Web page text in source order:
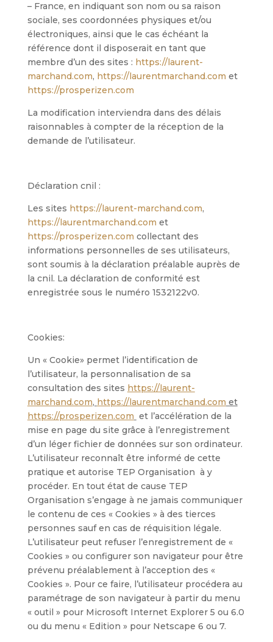
– France, en indiquant son nom ou sa raison
sociale, ses coordonnées physiques et/ou
électroniques, ainsi que le cas échéant la
référence dont il disposerait en tant que
membre d’un des sites : https://laurent-
marchand.com, https://laurentmarchand.com et
https://prosperizen.com
La modification interviendra dans des délais
raisonnables à compter de la réception de la
demande de l’utilisateur.
Déclaration cnil :
Les sites https://laurent-marchand.com,
https://laurentmarchand.com et
https://prosperizen.com collectant des
informations personnelles de ses utilisateurs,
sont soumis à la déclaration préalable auprès de
la cnil. La déclaration de conformité est
enregistrée sous le numéro 1532122v0.
Cookies:
Un « Cookie» permet l’identification de
l’utilisateur, la personnalisation de sa
consultation des sites https://laurent-
marchand.com, https://laurentmarchand.com et
https://prosperizen.com et l’accélération de la
mise en page du site grâce à l’enregistrement
d’un léger fichier de données sur son ordinateur.
L’utilisateur reconnaît être informé de cette
pratique et autorise TEP Organisation à y
procéder. En tout état de cause TEP
Organisation s’engage à ne jamais communiquer
le contenu de ces « Cookies » à des tierces
personnes sauf en cas de réquisition légale.
L’utilisateur peut refuser l’enregistrement de «
Cookies » ou configurer son navigateur pour être
prévenu préalablement à l’acception des «
Cookies ». Pour ce faire, l’utilisateur procédera au
paramétrage de son navigateur à partir du menu
« outil » pour Microsoft Internet Explorer 5 ou 6.0
ou du menu « Edition » pour Netscape 6 ou 7.